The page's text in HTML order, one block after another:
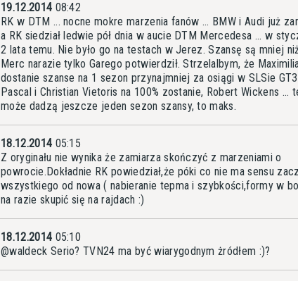
19.12.2014 08:42
RK w DTM ... nocne mokre marzenia fanów ... BMW i Audi już
a RK siedział ledwie pół dnia w aucie DTM Mercedesa ... w
2 lata temu. Nie było go na testach w Jerez. Szansę są mniej
Merc narazie tylko Garego potwierdził. Strzelalbym, że
dostanie szanse na 1 sezon przynajmniej za osiągi w SLSie
Pascal i Christian Vietoris na 100% zostanie, Robert Wickens ...
może dadzą jeszcze jeden sezon szansy, to maks.
18.12.2014 05:15
Z oryginału nie wynika że zamiarza skończyć z marzeniami o
powrocie.Dokładnie RK powiedział,że póki co nie ma sensu
wszystkiego od nowa ( nabieranie tepma i szybkości,formy w
na razie skupić się na rajdach :)
18.12.2014 05:10
@waldeck Serio? TVN24 ma być wiarygodnym żródłem :)?